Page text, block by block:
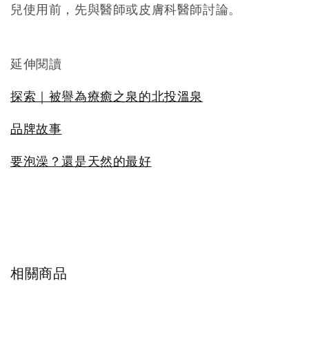
兒使用前，先與醫師或皮膚科醫師討論。
延伸閱讀
探索｜被譽為療癒之泉的北投溫泉
品牌故事
要泡澡？還是天然的最好
相關商品